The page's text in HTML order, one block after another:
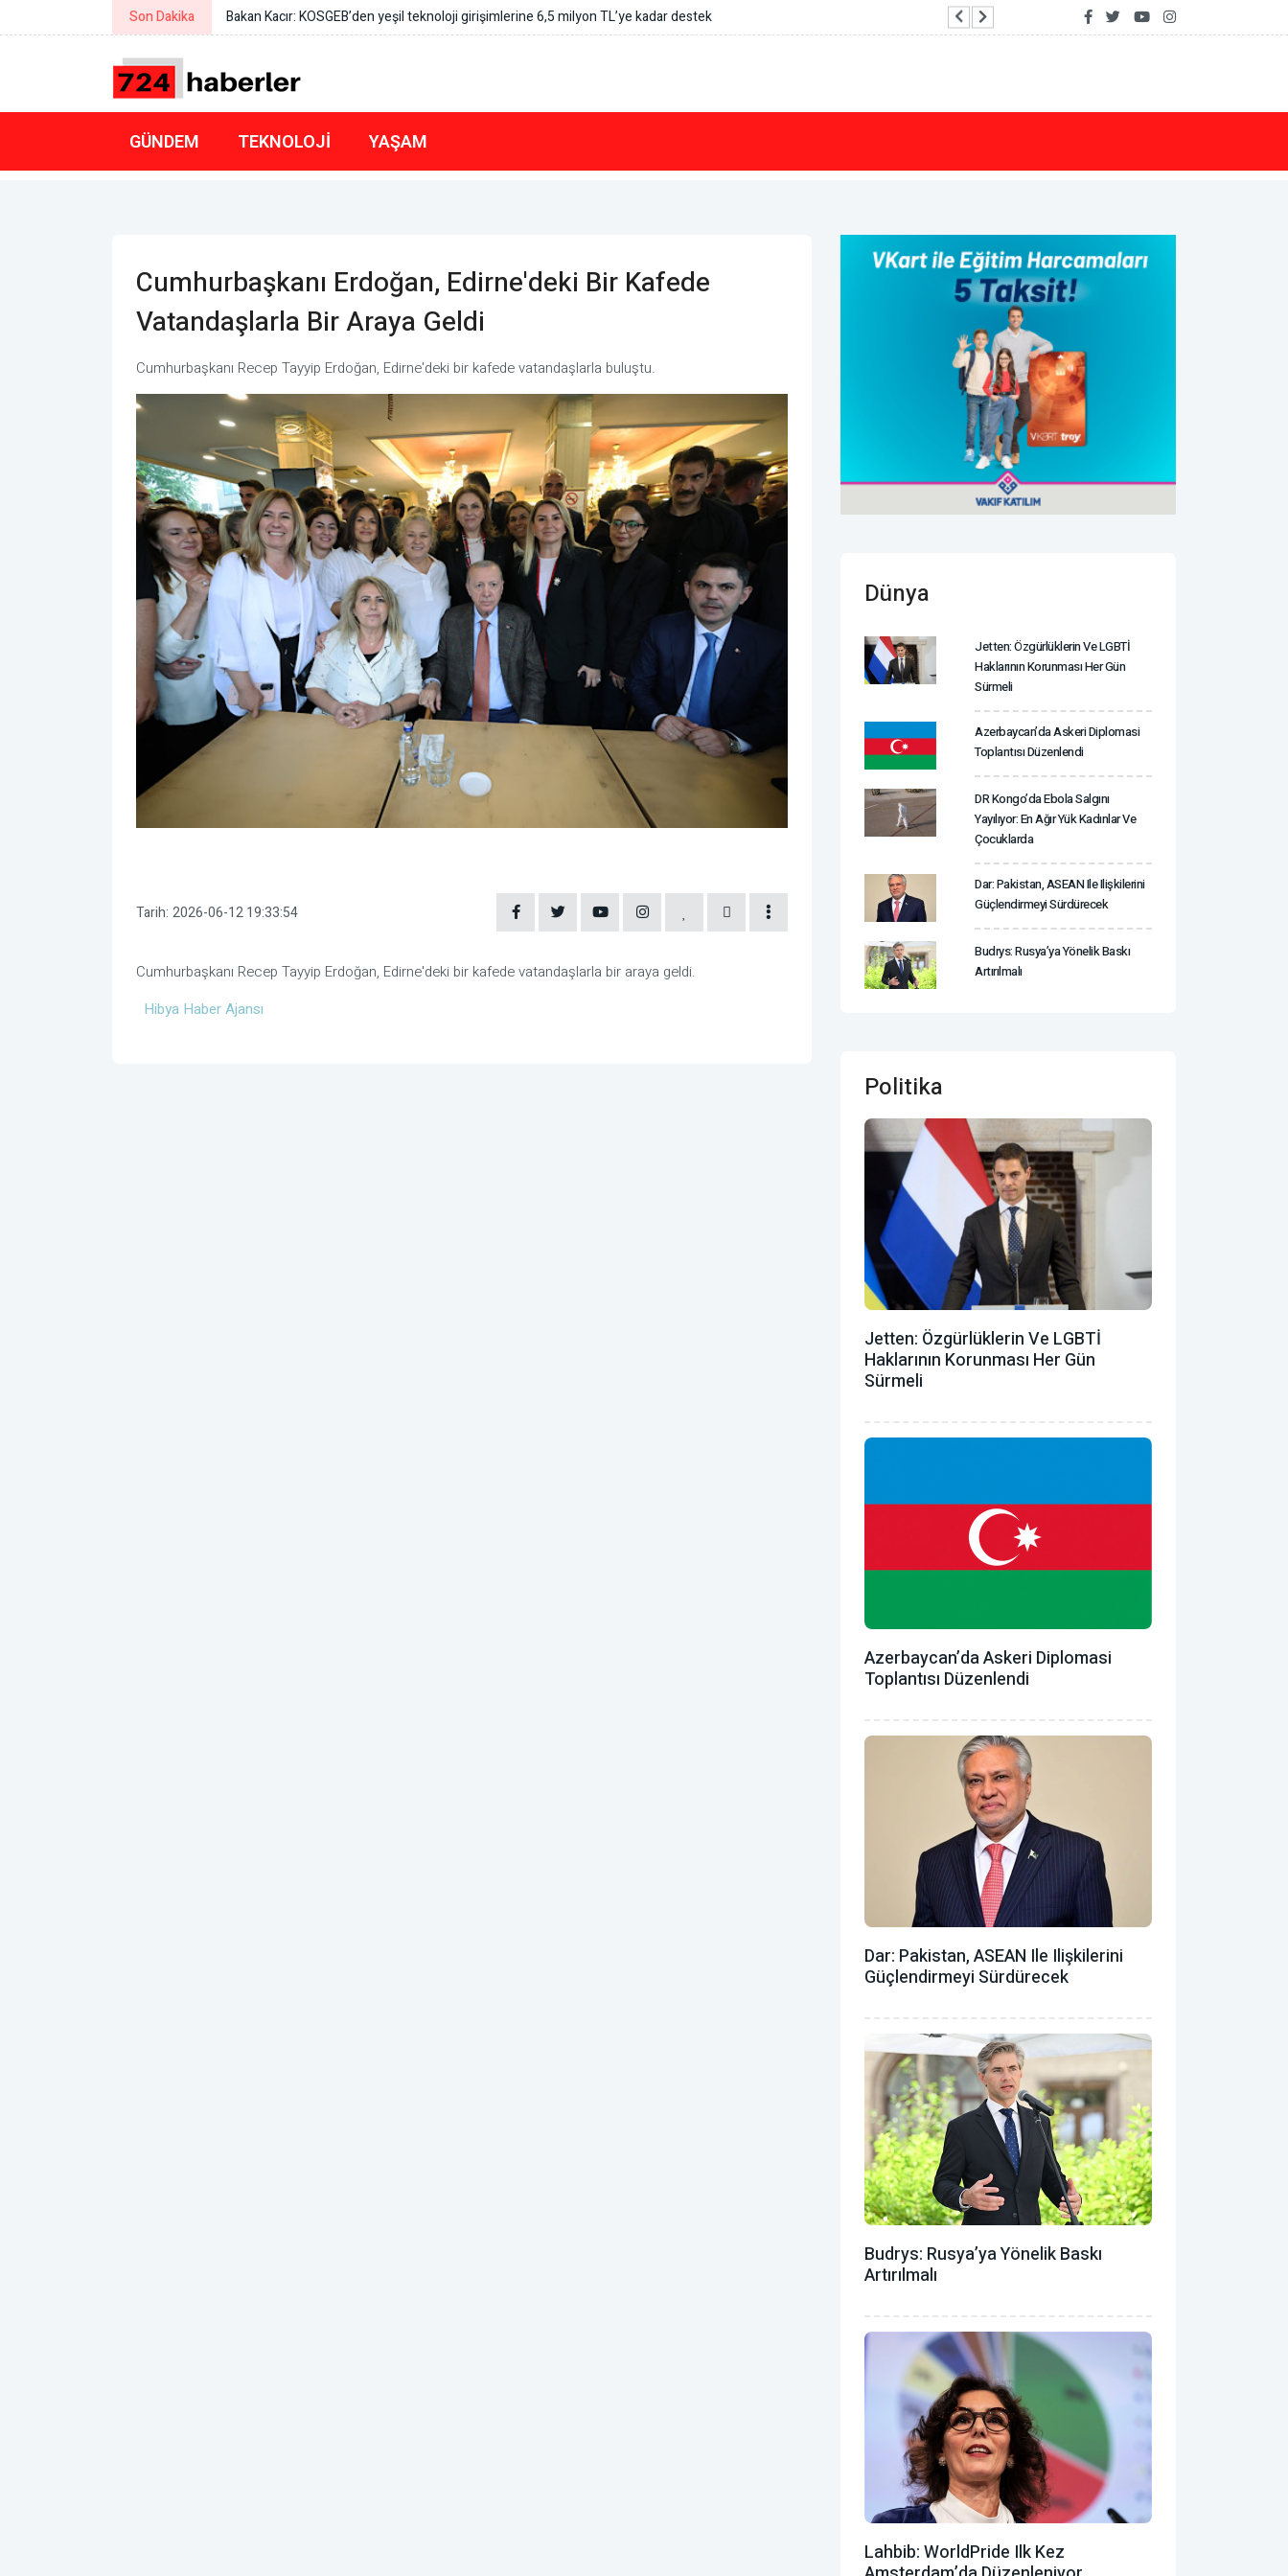
Son Dakika KEGM: Çanakkale Boğazı’nda arızalanan tekne kurtarıldı Bakan Işıkhan: Genç istihdamını en çok
GÜNDEM TEKNOLOJI YAŞAM
Cumhurbaşkanı Erdoğan, Edirne'deki Bir Kafede
Vatandaşlarla Bir Araya Geldi
Cumhurbaşkanı Recep Tayyip Erdoğan, Edirne'deki bir kafede vatandaşlarla buluştu.
Tarih: 2026-06-12 19:33:54
Cumhurbaşkanı Recep Tayyip Erdoğan, Edirne'deki bir kafede vatandaşlarla bir araya geldi.
Hibya Haber Ajansı
Dünya
Jetten: Özgürlüklerin Ve LGBTİ
Haklarının Korunması Her Gün
Sürmeli
Azerbaycan’da Askeri Diplomasi
Toplantısı Düzenlendi
DR Kongo’da Ebola Salgını
Yayılıyor: En Ağır Yük Kadınlar Ve
Çocuklarda
Dar: Pakistan, ASEAN Ile Ilişkilerini
Güçlendirmeyi Sürdürecek
Budrys: Rusya’ya Yönelik Baskı
Artırılmalı
Politika
Jetten: Özgürlüklerin Ve LGBTİ
Haklarının Korunması Her Gün
Sürmeli
Azerbaycan’da Askeri Diplomasi
Toplantısı Düzenlendi
Dar: Pakistan, ASEAN Ile Ilişkilerini
Güçlendirmeyi Sürdürecek
Budrys: Rusya’ya Yönelik Baskı
Artırılmalı
Lahbib: WorldPride Ilk Kez